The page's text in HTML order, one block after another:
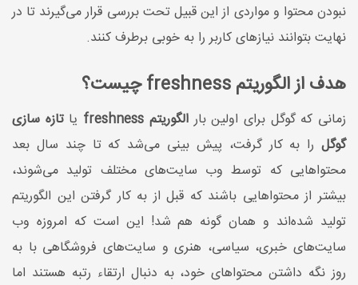
نبودن محتوا و مواردی از این قبیل تحت بررسی قرار می‌گیرند تا در
نهایت بتوانند نیازهای کاربر را به خوبی برطرف کنند.
هدف از الگوریتم freshness چیست؟
زمانی که گوگل برای اولین بارالگوریتم freshness یاتازه سازی
گوگل را به کار گرفت، پیش بینی می‌شد که تا چند سال بعد
محتواهایی که توسط وب سایت‌های مختلف تولید می‌شوند،
بیشتر از محتوا‌هایی باشند که قبل از به کار گرفتن این الگوریتم
تولید شده‌اند و همان گونه هم شد! این است که امروزه وب
سایت‌های خبری، سیاسی، هنری و سایت‌های فروشگاهی با به
روز نگه داشتن محتوا‌های خود، به دنبال ارتقاء رتبه هستند اما